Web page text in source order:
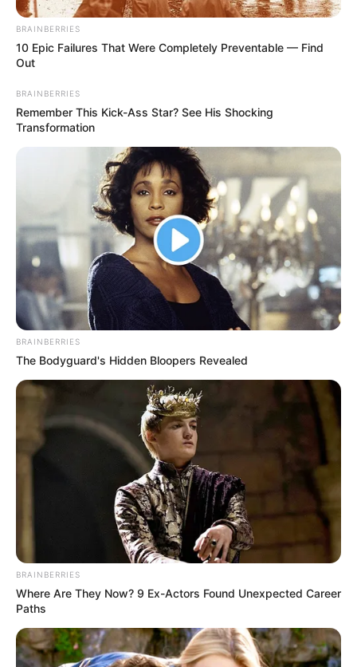
Kewarganegaraannya adalah Rusia.
TAGS AKTRIS HELGA LOVEKATY MODEL
SELEBGRAM
SELEBRITI MANCANEGARA
BRAINBERRIES
10 Epic Failures That Were Completely Preventable — Find
Out
BRAINBERRIES
Remember This Kick-Ass Star? See His Shocking
Transformation
BRAINBERRIES
The Bodyguard's Hidden Bloopers Revealed
BRAINBERRIES
Where Are They Now? 9 Ex-Actors Found Unexpected Career
Paths